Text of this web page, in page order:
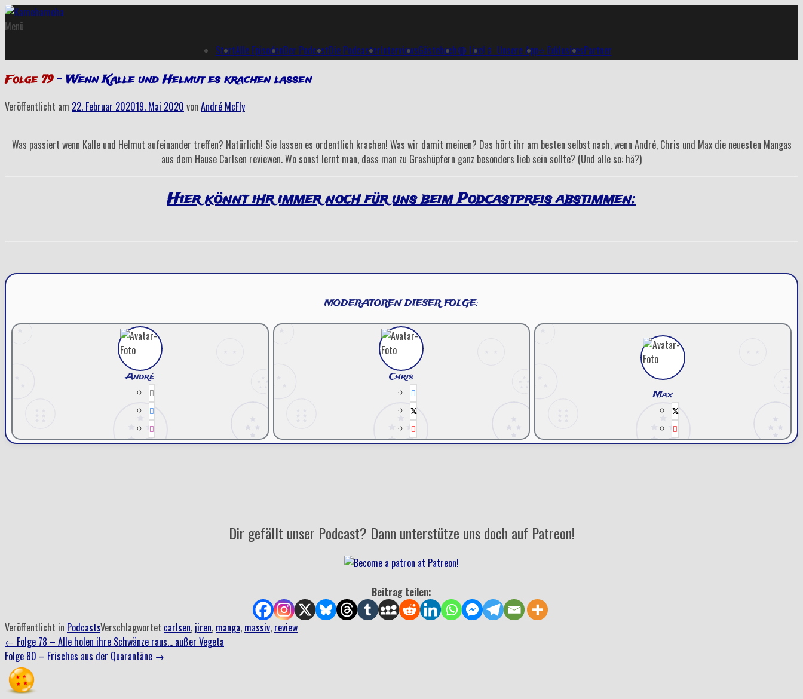
Menü
StartAlle EpisodenDer PodcastDie PodcasterInterviewsGästebuch🔴 Live! 📱 Unsere App⭐ ExklusivesPartner
Folge 79– Wenn Kalle und Helmut es krachen lassen
Veröffentlicht am 22. Februar 202019. Mai 2020 von André McFly
Was passiert wenn Kalle und Helmut aufeinander treffen? Natürlich! Sie lassen es ordentlich krachen! Was wir damit meinen? Das hört ihr am besten selbst nach, wenn André, Chris und Max die neuesten Mangas
aus dem Hause Carlsen reviewen. Wo sonst lernt man, dass man zu Grashüpfern ganz besonders lieb sein sollte? (Und alle so: hä?)
Hier könnt ihr immer noch für uns beim Podcastpreis abstimmen:
MODERATOREN DIESER FOLGE:
André
Chris
Max
Dir gefällt unser Podcast? Dann unterstütze uns doch auf Patreon!
Beitrag teilen:
Veröffentlicht in PodcastsVerschlagwortet carlsen, jiren, manga, massiv, review
Beitrag
Navigation
← Folge 78 – Alle holen ihre Schwänze raus… außer Vegeta
Folge 80 – Frisches aus der Quarantäne →